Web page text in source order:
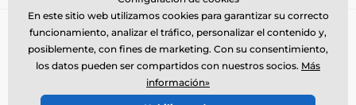
© 2026 www.electro-collares.es ⦁ Tienda electrónica creada por
En este sitio web utilizamos cookies para garantizar su correcto
funcionamiento, analizar el tráfico, personalizar el contenido y,
posiblemente, con fines de marketing. Con su consentimiento,
los datos pueden ser compartidos con nuestros socios. Más
información»